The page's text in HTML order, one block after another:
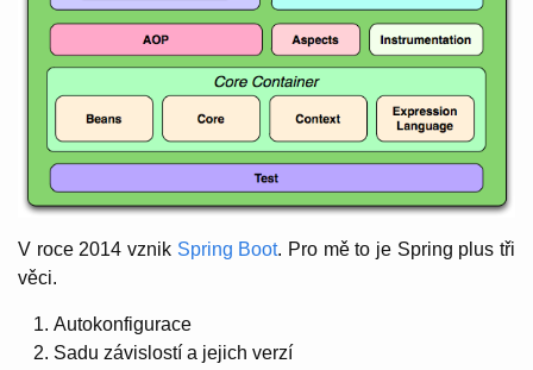
V roce 2014 vznik Spring Boot. Pro mě to je Spring plus tři
věci.
Autokonfigurace
Sadu závislostí a jejich verzí